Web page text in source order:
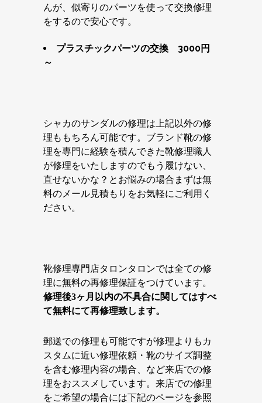
んが、似寄りのパーツを使って交換修理
をするので安心です。
プラスチックパーツの交換 3000円
～
シャカのサンダルの修理は上記以外の修
理ももちろん可能です。ブランド靴の修
理を専門に経験を積んできた靴修理職人
が修理をいたしますのでもう履けない、
直せないかな？とお悩みの場合まずは無
料のメール見積もりをお気軽にご利用く
ださい。
靴修理専門店タロンタロンでは全ての修
理に無料の再修理保証をつけています。
修理後3ヶ月以内の不具合に関してはすべ
て無料にて再修理致します。
郵送での修理も可能ですが修理よりもカ
スタムに近い修理依頼・靴のサイズ調整
を含む修理内容の場合、など来店での修
理をおススメしています。来店での修理
をご希望の場合には下記のページを参照